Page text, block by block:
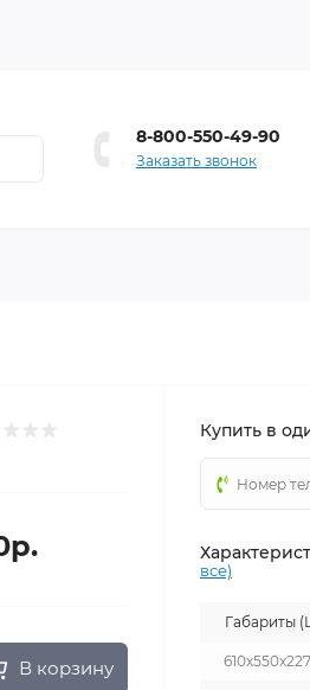
8-800-550-49-90
Заказать звонок
В корзину
Купить в
все)
Габариты